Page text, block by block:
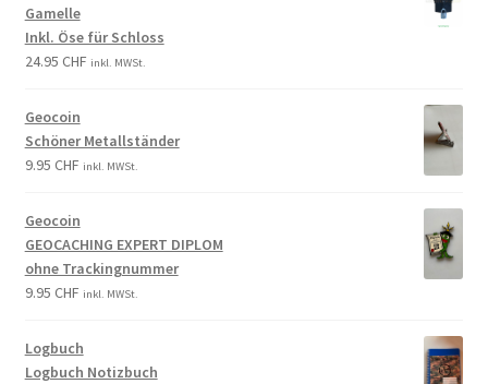
Gamelle
Inkl. Öse für Schloss
24.95 CHF inkl. MWSt.
Geocoin
Schöner Metallständer
9.95 CHF inkl. MWSt.
Geocoin
GEOCACHING EXPERT DIPLOM
ohne Trackingnummer
9.95 CHF inkl. MWSt.
Logbuch
Logbuch Notizbuch